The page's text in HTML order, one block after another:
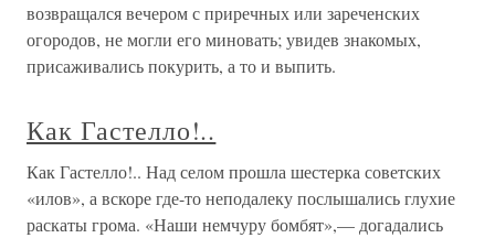
возвращался вечером с приречных или зареченских
огородов, не могли его миновать; увидев знакомых,
присаживались покурить, а то и выпить.
Как Гастелло!..
Как Гастелло!.. Над селом прошла шестерка советских
«илов», а вскоре где-то неподалеку послышались глухие
раскаты грома. «Наши немчуру бомбят»,— догадались